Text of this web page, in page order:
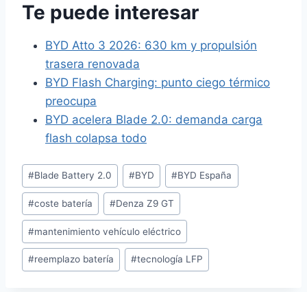
Te puede interesar
BYD Atto 3 2026: 630 km y propulsión
trasera renovada
BYD Flash Charging: punto ciego térmico
preocupa
BYD acelera Blade 2.0: demanda carga
flash colapsa todo
Etiquetas
de
la
entrada:
#Blade Battery 2.0 #BYD #BYD España
#coste batería #Denza Z9 GT
#mantenimiento vehículo eléctrico
#reemplazo batería #tecnología LFP